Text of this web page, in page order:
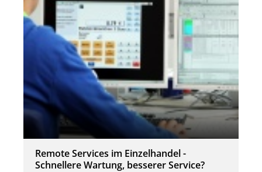
Remote Services im Einzelhandel -
Schnellere Wartung, besserer Service?